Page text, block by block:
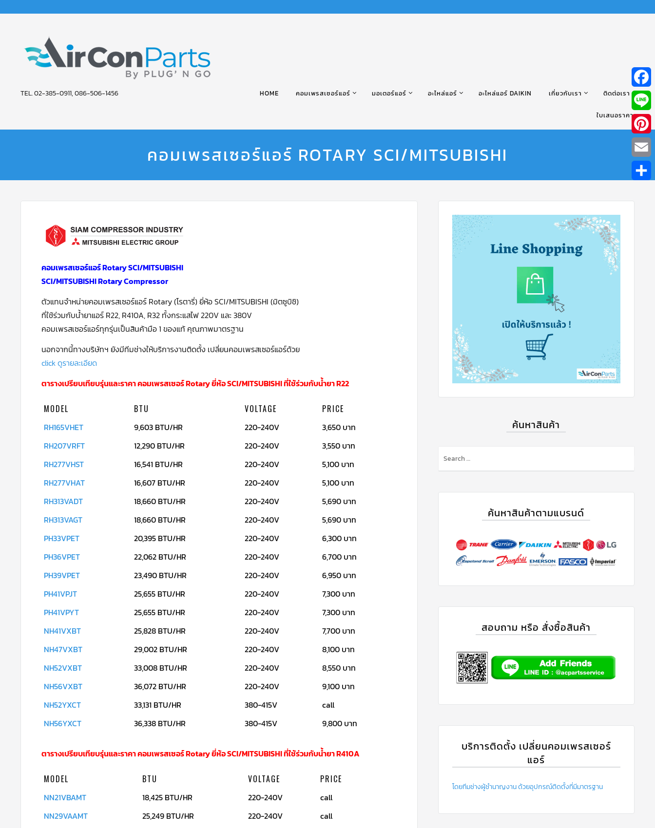
to
AIR
PARTS
TEL. 02-385-0911, 086-506-1456 HOME คอมเพรสเซอร์แอร์ มอเตอร์แอร์ อะไหล่แอร์ อะไหล่แอร์ DAIKIN เกี่ยวกับเรา ติดต่อเรา
ใบเสนอราคา
คอมเพรสเซอร์แอร์ ROTARY SCI/MITSUBISHI
คอมเพรสเซอร์แอร์ Rotary SCI/MITSUBISHI
SCI/MITSUBISHI Rotary Compressor
ตัวแทนจำหน่ายคอมเพรสเซอร์แอร์ Rotary (โรตารี่) ยี่ห้อ SCI/MITSUBISHI (มิตซูบิชิ)
ที่ใช้ร่วมกับน้ำยาแอร์ R22, R410A, R32 ทั้งกระแสไฟ 220V และ 380V
คอมเพรสเซอร์แอร์ทุกรุ่นเป็นสินค้ามือ 1 ของแท้ คุณภาพมาตรฐาน
นอกจากนี้ทางบริษัทฯ ยังมีทีมช่างให้บริการงานติดตั้ง เปลี่ยนคอมเพรสเซอร์แอร์ด้วย
click ดูรายละเอียด
ตารางเปรียบเทียบรุ่นและราคา คอมเพรสเซอร์ Rotary ยี่ห้อ SCI/MITSUBISHI ที่ใช้ร่วมกับน้ำยา R22
MODEL BTU VOLTAGE
PRICE
RH165VHET
9,603 BTU/HR 220-240V
3,650 บาท
RH207VRFT
12,290 BTU/HR 220-240V
3,550 บาท
RH277VHST
16,541 BTU/HR 220-240V
5,100 บาท
RH277VHAT
16,607 BTU/HR 220-240V
5,100 บาท
RH313VADT
18,660 BTU/HR 220-240V
5,690 บาท
RH313VAGT
18,660 BTU/HR 220-240V
5,690 บาท
PH33VPET
20,395 BTU/HR 220-240V
6,300 บาท
PH36VPET
22,062 BTU/HR 220-240V
6,700 บาท
PH39VPET
23,490 BTU/HR 220-240V
6,950 บาท
PH41VPJT
25,655 BTU/HR 220-240V
7,300 บาท
PH41VPYT
25,655 BTU/HR 220-240V
7,300 บาท
NH41VXBT
25,828 BTU/HR 220-240V
7,700 บาท
NH47VXBT
29,002 BTU/HR 220-240V
8,100 บาท
NH52VXBT
33,008 BTU/HR 220-240V
8,550 บาท
NH56VXBT
36,072 BTU/HR 220-240V
9,100 บาท
NH52YXCT
33,131 BTU/HR 380-415V
call
NH56YXCT
36,338 BTU/HR 380-415V 9,800 บาท
ตารางเปรียบเทียบรุ่นและราคา คอมเพรสเซอร์ Rotary ยี่ห้อ SCI/MITSUBISHI ที่ใช้ร่วมกับน้ำยา R410A
MODEL BTU VOLTAGE
PRICE
NN21VBAMT
18,425 BTU/HR 220-240V
call
NN29VAAMT
25,249 BTU/HR 220-240V
call
ค้นหาสินค้า
ค้นหาสินค้าตามแบรนด์
สอบถาม หรือ สั่งซื้อสินค้า
บริการติดตั้ง เปลี่ยนคอมเพรสเซอร์
แอร์
โดยทีมช่างผู้ชำนาญงาน ด้วยอุปกรณ์ติดตั้งที่มีมาตรฐาน
Line
Email